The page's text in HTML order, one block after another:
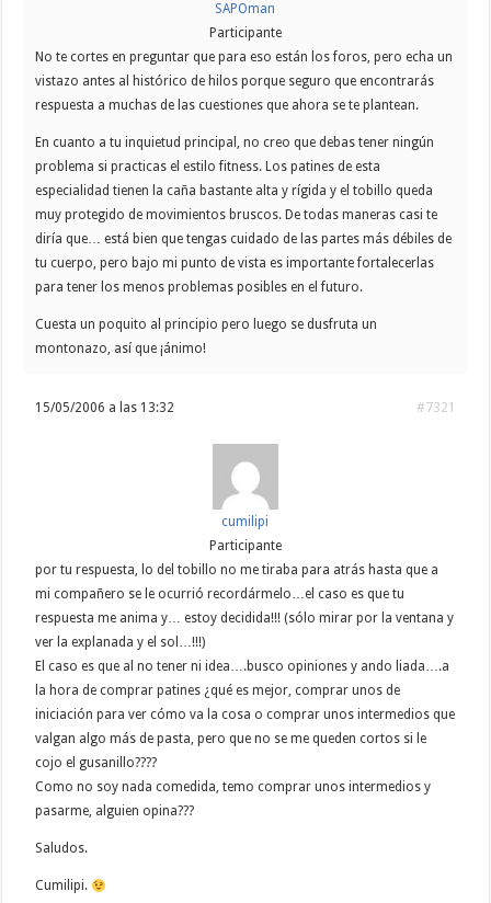
SAPOman
Participante
No te cortes en preguntar que para eso están los foros, pero echa un
vistazo antes al histórico de hilos porque seguro que encontrarás
respuesta a muchas de las cuestiones que ahora se te plantean.
En cuanto a tu inquietud principal, no creo que debas tener ningún
problema si practicas el estilo fitness. Los patines de esta
especialidad tienen la caña bastante alta y rígida y el tobillo queda
muy protegido de movimientos bruscos. De todas maneras casi te
diría que… está bien que tengas cuidado de las partes más débiles de
tu cuerpo, pero bajo mi punto de vista es importante fortalecerlas
para tener los menos problemas posibles en el futuro.
Cuesta un poquito al principio pero luego se dusfruta un
montonazo, así que ¡ánimo!
15/05/2006 a las 13:32 #7321
cumilipi
Participante
por tu respuesta, lo del tobillo no me tiraba para atrás hasta que a
mi compañero se le ocurrió recordármelo…el caso es que tu
respuesta me anima y… estoy decidida!!! (sólo mirar por la ventana y
ver la explanada y el sol…!!!)
El caso es que al no tener ni idea….busco opiniones y ando liada….a
la hora de comprar patines ¿qué es mejor, comprar unos de
iniciación para ver cómo va la cosa o comprar unos intermedios que
valgan algo más de pasta, pero que no se me queden cortos si le
cojo el gusanillo????
Como no soy nada comedida, temo comprar unos intermedios y
pasarme, alguien opina???
Saludos.
Cumilipi.